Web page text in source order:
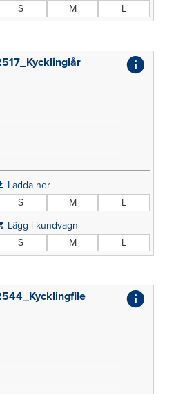
S
M L
Ladda ner
S
M
L
Lägg i kundvagn
S
M L